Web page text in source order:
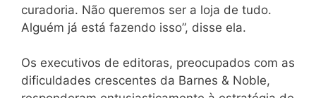
curadoria. Não queremos ser a loja de tudo.
Alguém já está fazendo isso”, disse ela.
Os executivos de editoras, preocupados com as
dificuldades crescentes da Barnes & Noble,